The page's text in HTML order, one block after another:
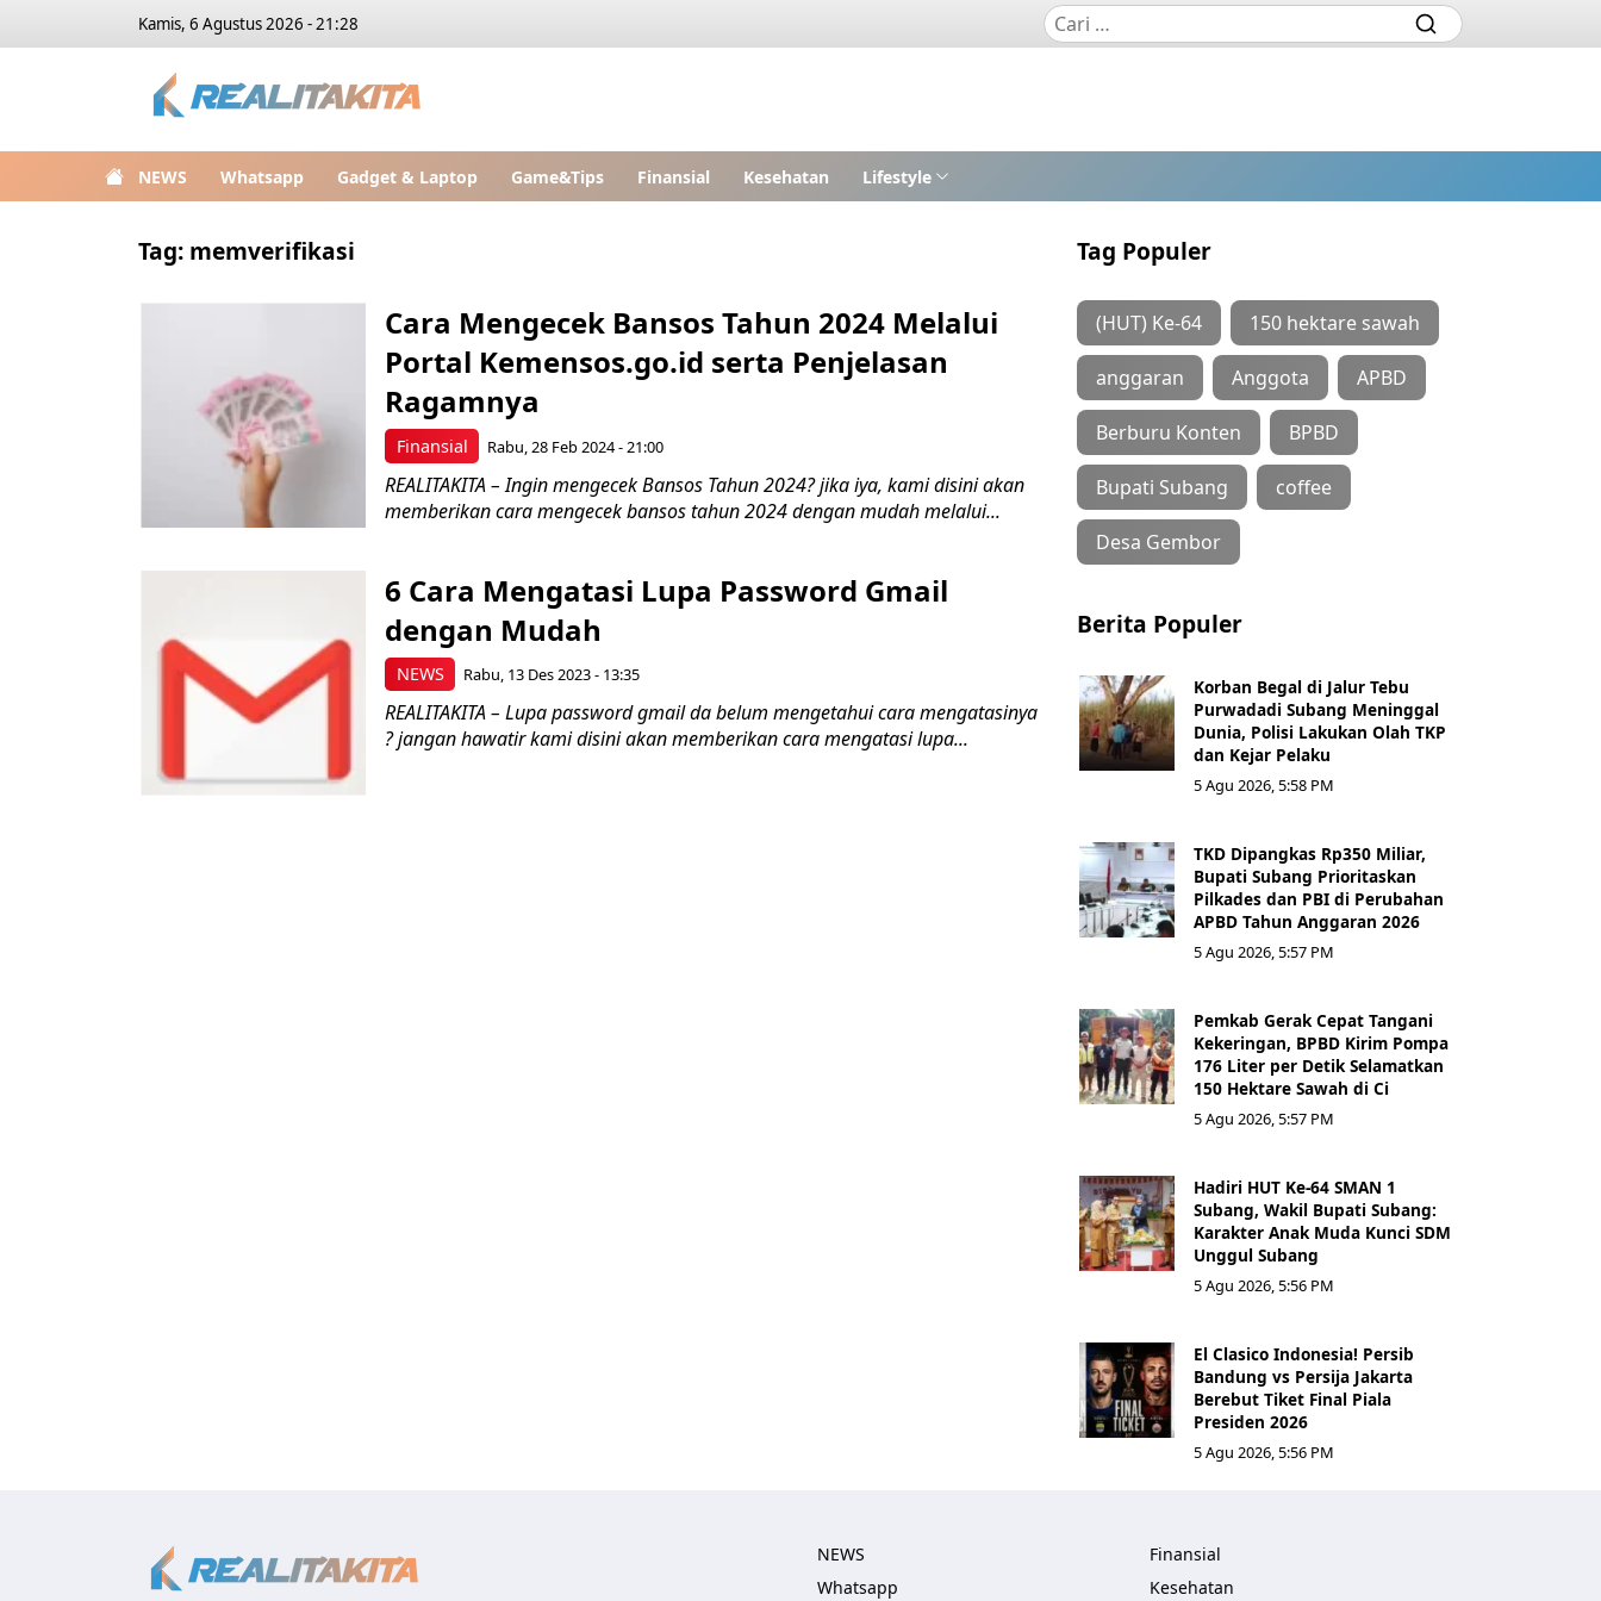
Kamis, 6 Agustus 2026 - 21:28
NEWS Whatsapp Gadget & Laptop Game&Tips Finansial Kesehatan Lifestyle
Tag: memverifikasi
Finansial
Cara Mengecek Bansos Tahun 2024 Melalui
Portal Kemensos.go.id serta Penjelasan
Ragamnya
Rabu, 28 Feb 2024 - 21:00
REALITAKITA – Ingin mengecek Bansos Tahun 2024? jika iya, kami disini akan
memberikan cara mengecek bansos tahun 2024 dengan mudah melalui...
NEWS
6 Cara Mengatasi Lupa Password Gmail
dengan Mudah
Rabu, 13 Des 2023 - 13:35
REALITAKITA – Lupa password gmail da belum mengetahui cara mengatasinya
? jangan hawatir kami disini akan memberikan cara mengatasi lupa...
Tag Populer
(HUT) Ke-64 150 hektare sawah
anggaran Anggota APBD
Berburu Konten BPBD
Bupati Subang coffee
Desa Gembor
Berita Populer
Korban Begal di Jalur Tebu
Purwadadi Subang Meninggal
Dunia, Polisi Lakukan Olah TKP
dan Kejar Pelaku
5 Agu 2026, 5:58 PM
TKD Dipangkas Rp350 Miliar,
Bupati Subang Prioritaskan
Pilkades dan PBI di Perubahan
APBD Tahun Anggaran 2026
5 Agu 2026, 5:57 PM
Pemkab Gerak Cepat Tangani
Kekeringan, BPBD Kirim Pompa
176 Liter per Detik Selamatkan
150 Hektare Sawah di Ci
5 Agu 2026, 5:57 PM
Hadiri HUT Ke-64 SMAN 1
Subang, Wakil Bupati Subang:
Karakter Anak Muda Kunci SDM
Unggul Subang
5 Agu 2026, 5:56 PM
El Clasico Indonesia! Persib
Bandung vs Persija Jakarta
Berebut Tiket Final Piala
Presiden 2026
5 Agu 2026, 5:56 PM
NEWS
Whatsapp
Finansial
Kesehatan